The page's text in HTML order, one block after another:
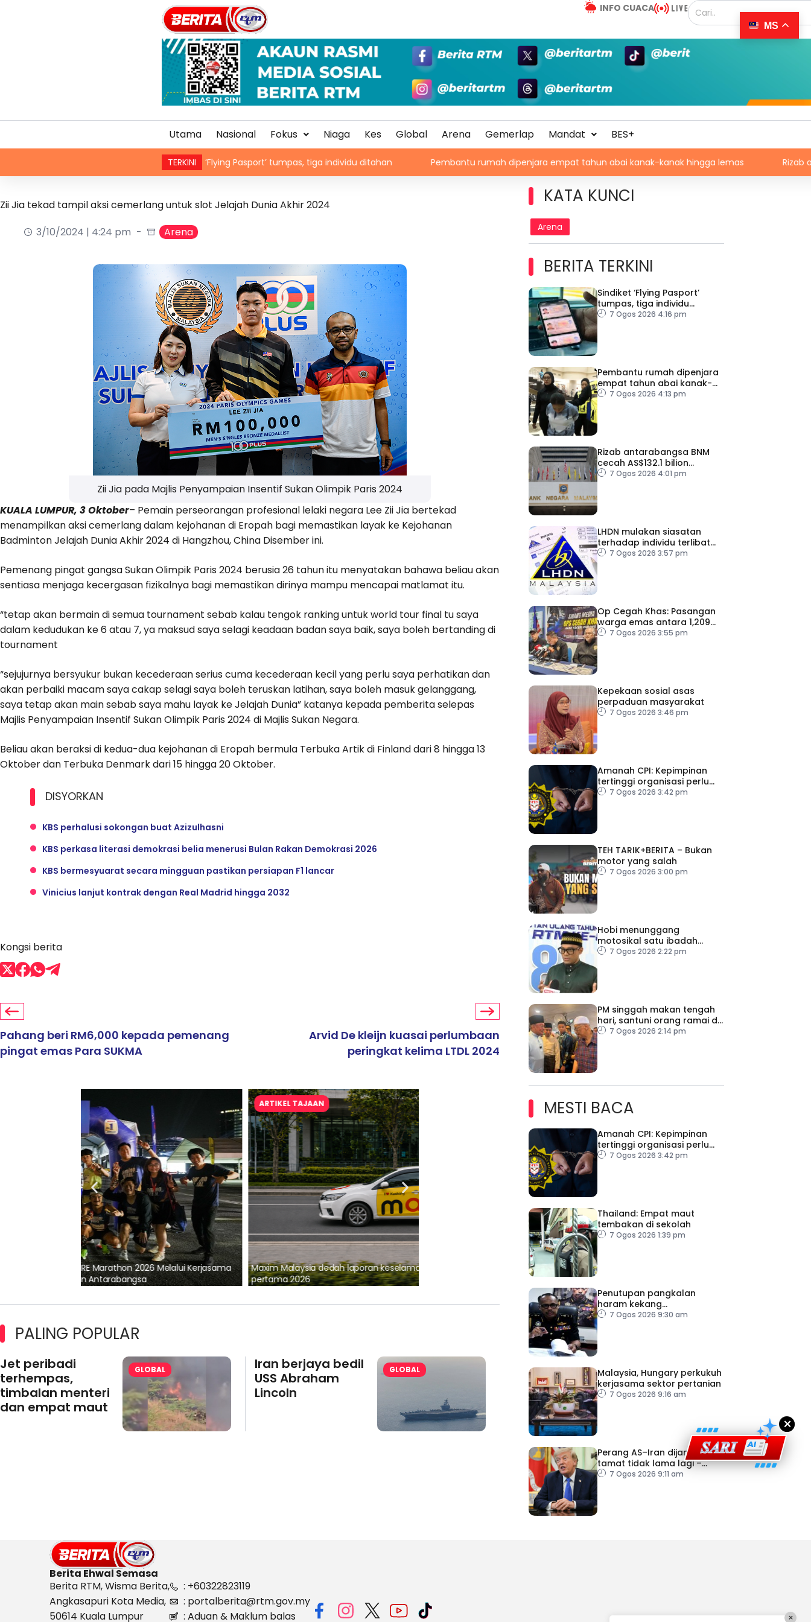
INFO CUACA
Utama Nasional Fokus Niaga Kes Global Arena Gemerlap Mandat BES+
TERKINI
Sindiket ‘Flying Pasport’ tumpas, tiga individu ditahan Pembantu rumah dipenjara empat tahun abai kanak-kanak hingga lemas Rizab antarabangsa
Zii Jia tekad tampil aksi cemerlang untuk slot Jelajah Dunia Akhir 2024
3/10/2024 | 4:24 pm
Arena
Zii Jia pada Majlis Penyampaian Insentif Sukan Olimpik Paris 2024
KUALA LUMPUR, 3 Oktober– Pemain perseorangan profesional lelaki negara Lee Zii Jia bertekad
menampilkan aksi cemerlang dalam kejohanan di Eropah bagi memastikan layak ke Kejohanan
Badminton Jelajah Dunia Akhir 2024 di Hangzhou, China Disember ini.
Pemenang pingat gangsa Sukan Olimpik Paris 2024 berusia 26 tahun itu menyatakan bahawa beliau akan
sentiasa menjaga kecergasan fizikalnya bagi memastikan dirinya mampu mencapai matlamat itu.
“tetap akan bermain di semua tournament sebab kalau tengok ranking untuk world tour final tu saya
dalam kedudukan ke 6 atau 7, ya maksud saya selagi keadaan badan saya baik, saya boleh bertanding di
tournament
“sejujurnya bersyukur bukan kecederaan serius cuma kecederaan kecil yang perlu saya perhatikan dan
akan perbaiki macam saya cakap selagi saya boleh teruskan latihan, saya boleh masuk gelanggang,
saya tetap akan main sebab saya mahu layak ke Jelajah Dunia” katanya kepada pemberita selepas
Majlis Penyampaian Insentif Sukan Olimpik Paris 2024 di Majlis Sukan Negara.
Beliau akan beraksi di kedua-dua kejohanan di Eropah bermula Terbuka Artik di Finland dari 8 hingga 13
Oktober dan Terbuka Denmark dari 15 hingga 20 Oktober.
DISYORKAN
KBS perhalusi sokongan buat Azizulhasni
KBS perkasa literasi demokrasi belia menerusi Bulan Rakan Demokrasi 2026
KBS bermesyuarat secara mingguan pastikan persiapan F1 lancar
Vinicius lanjut kontrak dengan Real Madrid hingga 2032
Kongsi berita
Pahang beri RM6,000 kepada pemenang
pingat emas Para SUKMA
Arvid De kleijn kuasai perlumbaan
peringkat kelima LTDL 2024
ARTIKEL TAJAAN
Maxim Malaysia dedah laporan keselamatan, pematuhan lesen separuh
pertama 2026
Ajinomoto (Malaysia) Berhad Perkasa SCORE Marathon 2026 Melalui Kerjasama
aminoVITAL® Bersama Pempengaruh Larian Antarabangsa
PALING POPULAR
Jet peribadi
terhempas,
timbalan menteri
dan empat maut
GLOBAL
Iran berjaya bedil
USS Abraham
Lincoln
GLOBAL
KATA KUNCI
Arena
BERITA TERKINI
Sindiket ‘Flying Pasport’
tumpas, tiga individu
ditahan
7 Ogos 2026 4:16 pm
Pembantu rumah dipenjara
empat tahun abai kanak-
kanak hingga lemas
7 Ogos 2026 4:13 pm
Rizab antarabangsa BNM
cecah AS$132.1 bilion
setakat Julai
7 Ogos 2026 4:01 pm
LHDN mulakan siasatan
terhadap individu terlibat
dalam Laporan RCI TH
7 Ogos 2026 3:57 pm
Op Cegah Khas: Pasangan
warga emas antara 1,209
individu positif dadah
7 Ogos 2026 3:55 pm
Kepekaan sosial asas
perpaduan masyarakat
7 Ogos 2026 3:46 pm
Amanah CPI: Kepimpinan
tertinggi organisasi perlu
pacu reformasi radikal
7 Ogos 2026 3:42 pm
TEH TARIK+BERITA – Bukan
motor yang salah
7 Ogos 2026 3:00 pm
Hobi menunggang
motosikal satu ibadah
sekiranya dilakukan dengan
7 Ogos 2026 2:22 pm
PM singgah makan tengah
hari, santuni orang ramai di
Alor Gajah
7 Ogos 2026 2:14 pm
MESTI BACA
Amanah CPI: Kepimpinan
tertinggi organisasi perlu
pacu reformasi radikal
7 Ogos 2026 3:42 pm
Thailand: Empat maut
tembakan di sekolah
7 Ogos 2026 1:39 pm
Penutupan pangkalan
haram kekang
penyeludupan di Kelantan
7 Ogos 2026 9:30 am
Malaysia, Hungary perkukuh
kerjasama sektor pertanian
7 Ogos 2026 9:16 am
Perang AS–Iran dijangka
tamat tidak lama lagi –
Trump
7 Ogos 2026 9:11 am
×
Berita Ehwal Semasa
Berita RTM, Wisma Berita,
Angkasapuri Kota Media,
50614 Kuala Lumpur
: +60322823119
: portalberita@rtm.gov.my
: Aduan & Maklum balas
MS
×